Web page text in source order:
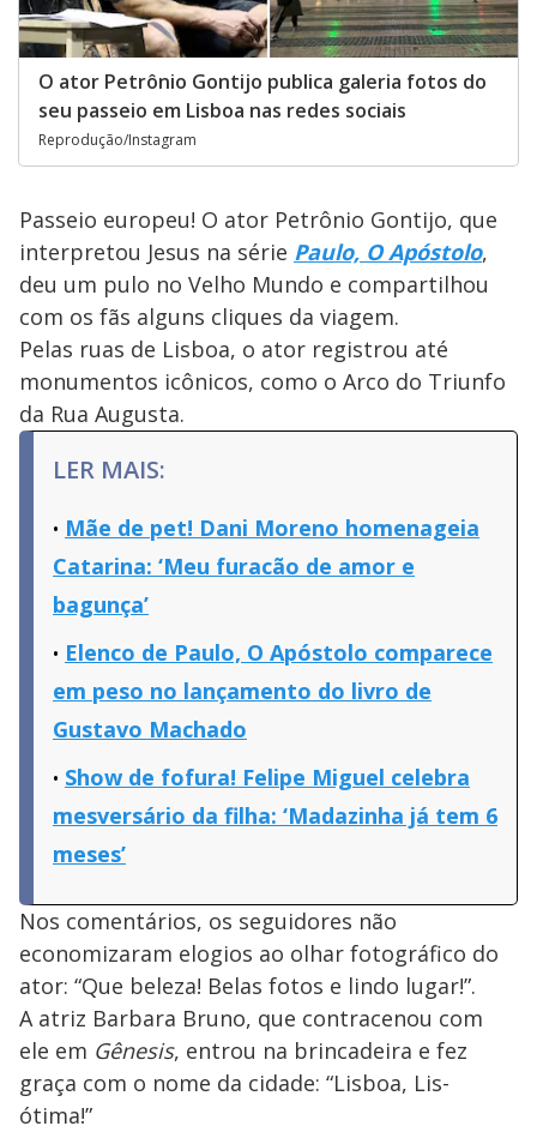
O ator Petrônio Gontijo publica galeria fotos do
seu passeio em Lisboa nas redes sociais
Reprodução/Instagram
Passeio europeu! O ator Petrônio Gontijo, que
interpretou Jesus na série Paulo, O Apóstolo,
deu um pulo no Velho Mundo e compartilhou
com os fãs alguns cliques da viagem.
Pelas ruas de Lisboa, o ator registrou até
monumentos icônicos, como o Arco do Triunfo
da Rua Augusta.
LER MAIS:
Mãe de pet! Dani Moreno homenageia
Catarina: ‘Meu furacão de amor e
bagunça’
Elenco de Paulo, O Apóstolo comparece
em peso no lançamento do livro de
Gustavo Machado
Show de fofura! Felipe Miguel celebra
mesversário da filha: ‘Madazinha já tem 6
meses’
Nos comentários, os seguidores não
economizaram elogios ao olhar fotográfico do
ator: “Que beleza! Belas fotos e lindo lugar!”.
A atriz Barbara Bruno, que contracenou com
ele em Gênesis, entrou na brincadeira e fez
graça com o nome da cidade: “Lisboa, Lis-
ótima!”